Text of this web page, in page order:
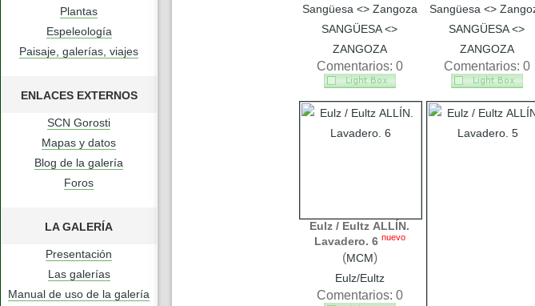
Plantas
Espeleología
Paisaje, galerías, viajes
ENLACES EXTERNOS
SCN Gorosti
Mapas y datos
Blog de la galería
Foros
LA GALERÍA
Presentación
Las galerías
Manual de uso de la galería
Sangüesa <> Zangoza
SANGÜESA <>
ZANGOZA
Comentarios: 0
Sangüesa <>
SANGÜESA <>
ZANGOZA
Comentarios: 0
Eulz / Eultz ALLÍN.
Lavadero. 6 nuevo
(MCM)
Eulz/Eultz
Comentarios: 0